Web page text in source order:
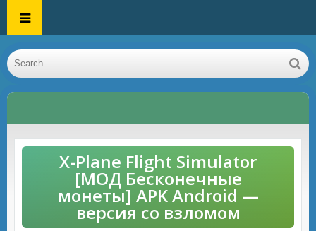
X-Plane Flight Simulator
[МОД Бесконечные
монеты] APK Android —
версия со взломом